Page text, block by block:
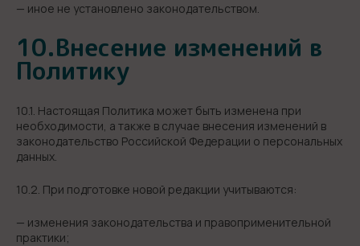
— иное не установлено законодательством.
10.Внесение изменений в
Политику
10.1. Настоящая Политика может быть изменена при
необходимости, а также в случае внесения изменений в
законодательство Российской Федерации о персональных
данных.
10.2. При подготовке новой редакции учитываются:
— изменения законодательства и правоприменительной
практики;